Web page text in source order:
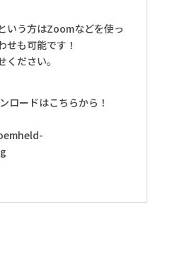
いう方はZoomなどを使っ
せも可能です！
ださい。
ードはこちらから！